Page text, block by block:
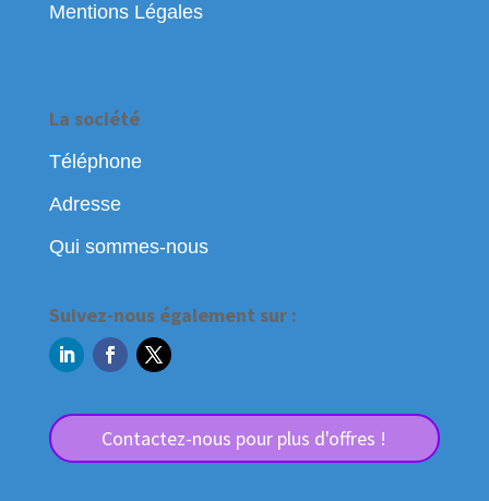
Mentions Légales
La société
Téléphone
Adresse
Qui sommes-nous
Suivez-nous également sur :
Contactez-nous pour plus d'offres !